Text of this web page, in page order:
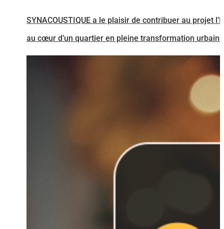
SYNACOUSTIQUE a le plaisir de contribuer au projet
au cœur d’un quartier en pleine transformation